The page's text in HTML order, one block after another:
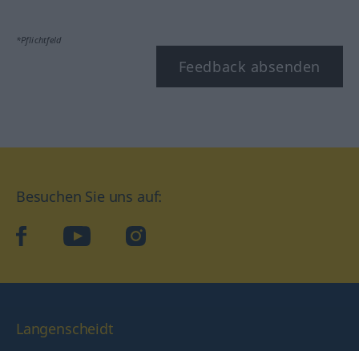
*Pflichtfeld
Feedback absenden
Besuchen Sie uns auf:
facebookYouTube Instagram
Langenscheidt